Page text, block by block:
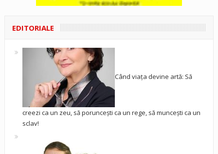
EDITORIALE
Când viața devine artă: Să
creezi ca un zeu, să poruncești ca un rege, să muncești ca un
sclav!